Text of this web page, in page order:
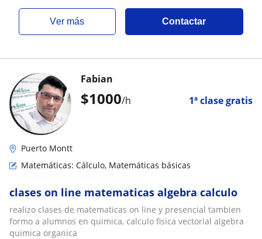
ver más Contactar
$1000/h 1ª clase gratis
Fabian
Puerto Montt
Matemáticas: Cálculo, Matemáticas básicas
clases on line matematicas algebra calculo
realizo clases de matematicas on line y presencial tambien
formo a alumnos en quimica, calculo fisica vectorial algebra
quimica organica